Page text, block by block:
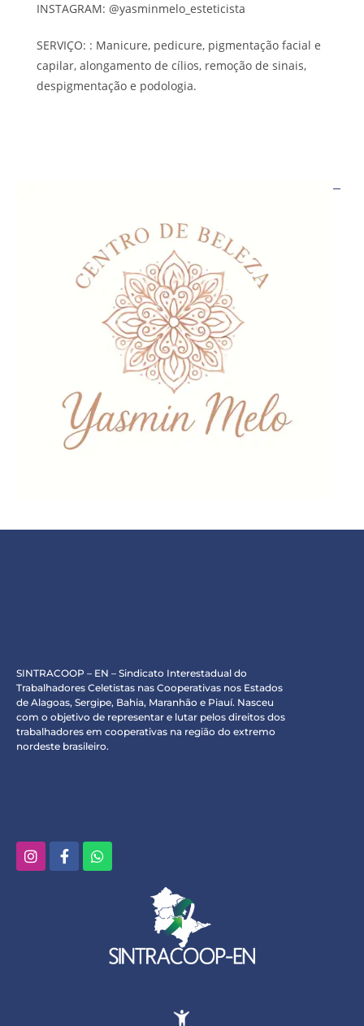
INSTAGRAM: @yasminmelo_esteticista
SERVIÇO: : Manicure, pedicure, pigmentação facial e
capilar, alongamento de cílios, remoção de sinais,
despigmentação e podologia.
SINTRACOOP – EN – Sindicato Interestadual do
Trabalhadores Celetistas nas Cooperativas nos Estados
de Alagoas, Sergipe, Bahia, Maranhão e Piauí. Nasceu
com o objetivo de representar e lutar pelos direitos dos
trabalhadores em cooperativas na região do extremo
nordeste brasileiro.